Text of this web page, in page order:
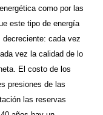
como por las
este tipo de energía
cada vez
vez la calidad de lo
El costo de los
presiones de las
las reservas